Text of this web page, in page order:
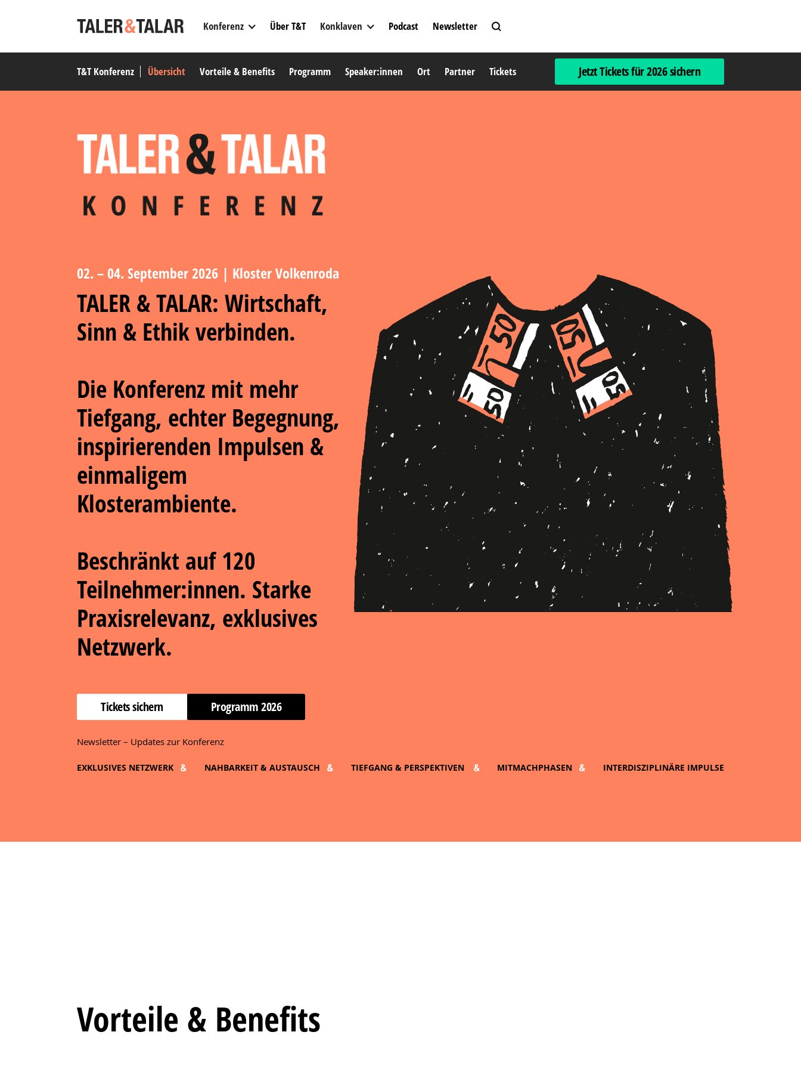
Konferenz Über T&T Konklaven Podcast Newsletter
T&T Konferenz Übersicht Vorteile & Benefits Programm Speaker:innen Ort Partner Tickets Jetzt Tickets für 2026 sichern
02. – 04. September 2026 | Kloster Volkenroda
TALER & TALAR: Wirtschaft,
Sinn & Ethik verbinden.
Die Konferenz mit mehr
Tiefgang, echter Begegnung,
inspirierenden Impulsen &
einmaligem
Klosterambiente.
Beschränkt auf 120
Teilnehmer:innen. Starke
Praxisrelevanz, exklusives
Netzwerk.
Tickets sichern Programm 2026
Newsletter – Updates zur Konferenz
EXKLUSIVES NETZWERK NAHBARKEIT & AUSTAUSCH TIEFGANG & PERSPEKTIVEN MITMACHPHASEN INTERDISZIPLINÄRE IMPULSE
Vorteile & Benefits